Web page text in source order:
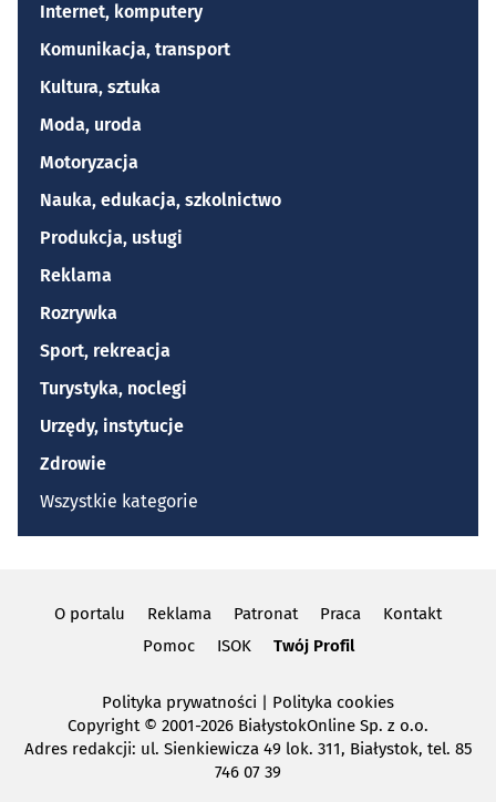
Internet, komputery
Komunikacja, transport
Kultura, sztuka
Moda, uroda
Motoryzacja
Nauka, edukacja, szkolnictwo
Produkcja, usługi
Reklama
Rozrywka
Sport, rekreacja
Turystyka, noclegi
Urzędy, instytucje
Zdrowie
Wszystkie kategorie
O portalu Reklama Patronat Praca
Kontakt
Pomoc
ISOK Twój Profil
Polityka prywatności
Polityka cookies
Copyright© 2001-2026 BiałystokOnline Sp. z o.o.
Adres redakcji: ul. Sienkiewicza 49 lok. 311, Białystok, tel. 85
746 07 39